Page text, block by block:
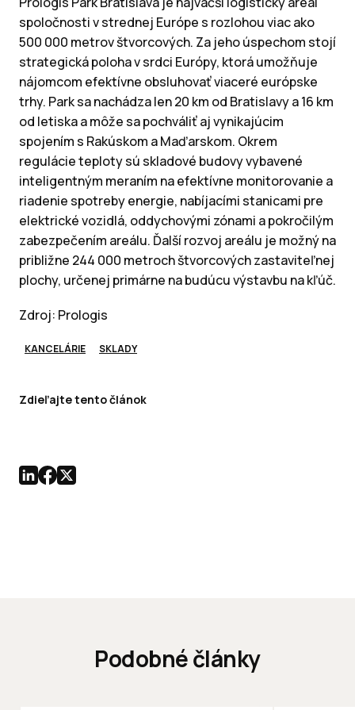
spoločnosti v strednej Európe s rozlohou viac ako
500 000 metrov štvorcových. Za jeho úspechom stojí
strategická poloha v srdci Európy, ktorá umožňuje
nájomcom efektívne obsluhovať viaceré európske
trhy. Park sa nachádza len 20 km od Bratislavy a 16 km
od letiska a môže sa pochváliť aj vynikajúcim
spojením s Rakúskom a Maďarskom. Okrem
regulácie teploty sú skladové budovy vybavené
inteligentným meraním na efektívne monitorovanie a
riadenie spotreby energie, nabíjacími stanicami pre
elektrické vozidlá, oddychovými zónami a pokročilým
zabezpečením areálu. Ďalší rozvoj areálu je možný na
približne 244 000 metroch štvorcových zastaviteľnej
plochy, určenej primárne na budúcu výstavbu na kľúč.
Zdroj: Prologis
KANCELÁRIE SKLADY
Zdieľajte tento článok
Podobné články